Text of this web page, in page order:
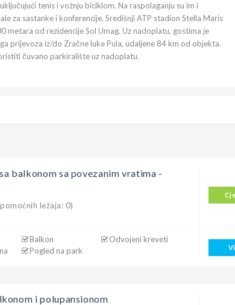
tenis i vožnju biciklom. Na raspolaganju su im i
za sastanke i konferencije. Središnji ATP stadion Stella Maris
metara od rezidencije Sol Umag. Uz nadoplatu, gostima je
prijevoza iz/do Zračne luke Pula, udaljene 84 km od objekta.
čuvano parkiralište uz nadoplatu.
balkonom sa povezanim vratima -
ležaja: 0)
Balkon
Odvojeni kreveti
Pogled na park
i polupansionom